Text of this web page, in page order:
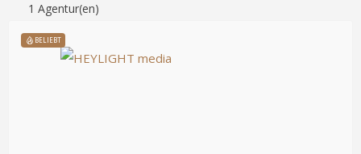
1 Agentur(en)
BELIEBT